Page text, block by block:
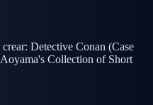
Detective Conan (Case
Collection of Short